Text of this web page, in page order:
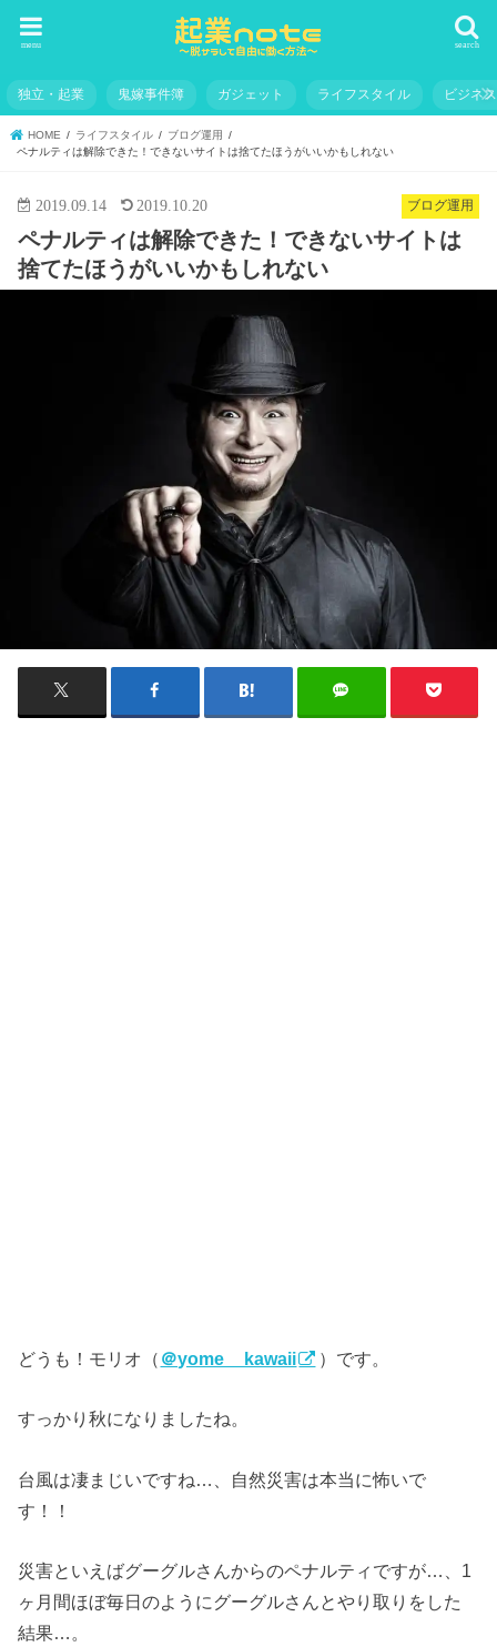
search
menu
独立・起業 鬼嫁事件簿 ガジェット ライフスタイル ビジネス
HOME ライフスタイル
ブログ運用
ペナルティは解除できた！できないサイトは捨てたほうがいいかもしれない
ブログ運用
2019.09.14 2019.10.20
ペナルティは解除できた！できないサイトは
捨てたほうがいいかもしれない
どうも！モリオ（ ＠yome__kawaii ）です。
すっかり秋になりましたね。
台風は凄まじいですね…、自然災害は本当に怖いで
す！！
災害といえばグーグルさんからのペナルティですが…、1
ヶ月間ほぼ毎日のようにグーグルさんとやり取りをした
結果…。